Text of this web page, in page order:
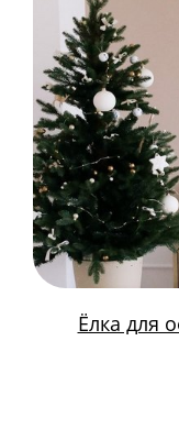
Ёлка для